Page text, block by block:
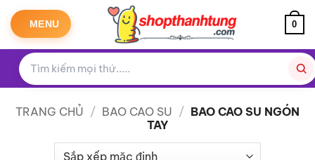
qua
dung
MENU 0
TRANG CHỦ / BAO CAO SU / BAO CAO SU NGÓN
TAY